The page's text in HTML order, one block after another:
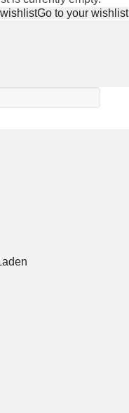
Go to your wishlist